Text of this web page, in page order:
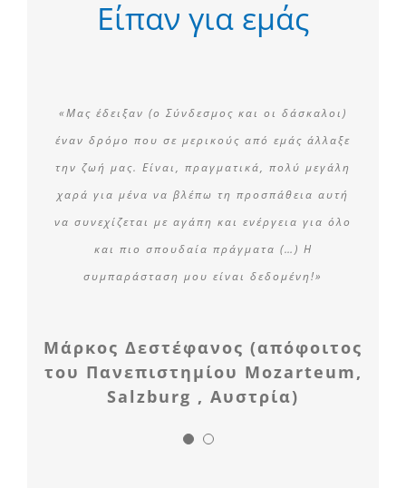
Είπαν για εμάς
«Μας έδειξαν (ο Σύνδεσμος και οι δάσκαλοι)
έναν δρόμο που σε μερικούς από εμάς άλλαξε
την ζωή μας. Είναι, πραγματικά, πολύ μεγάλη
χαρά για μένα να βλέπω τη προσπάθεια αυτή
να συνεχίζεται με αγάπη και ενέργεια για όλο
και πιο σπουδαία πράγματα (…) Η
συμπαράσταση μου είναι δεδομένη!»
Μάρκος Δεστέφανος (απόφοιτος
του Πανεπιστημίου Mozarteum,
Salzburg , Αυστρία)